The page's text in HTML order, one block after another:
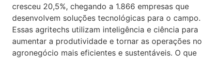
cresceu 20,5%, chegando a 1.866 empresas que
desenvolvem soluções tecnológicas para o campo.
Essas agritechs utilizam inteligência e ciência para
aumentar a produtividade e tornar as operações no
agronegócio mais eficientes e sustentáveis. O que